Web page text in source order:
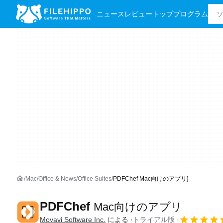
ニュース レビュー トッププログラム
Mac Office & News Office Suites PDFChef Mac向けのアプリ}
PDFChef Mac向けのアプリ
Movavi Software Inc. による トライアル版